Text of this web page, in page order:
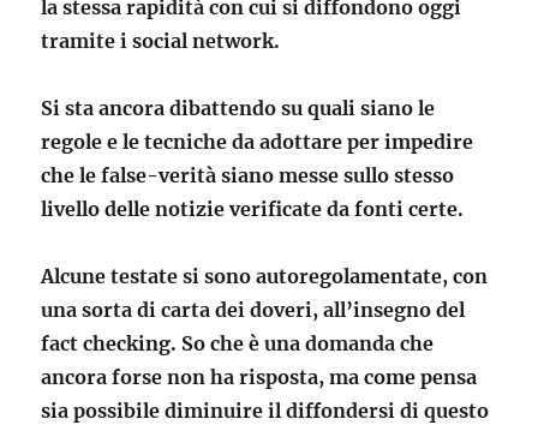
la stessa rapidità con cui si diffondono oggi
tramite i social network.
Si sta ancora dibattendo su quali siano le
regole e le tecniche da adottare per impedire
che le false-verità siano messe sullo stesso
livello delle notizie verificate da fonti certe.
Alcune testate si sono autoregolamentate, con
una sorta di carta dei doveri, all’insegno del
fact checking. So che è una domanda che
ancora forse non ha risposta, ma come pensa
sia possibile diminuire il diffondersi di questo